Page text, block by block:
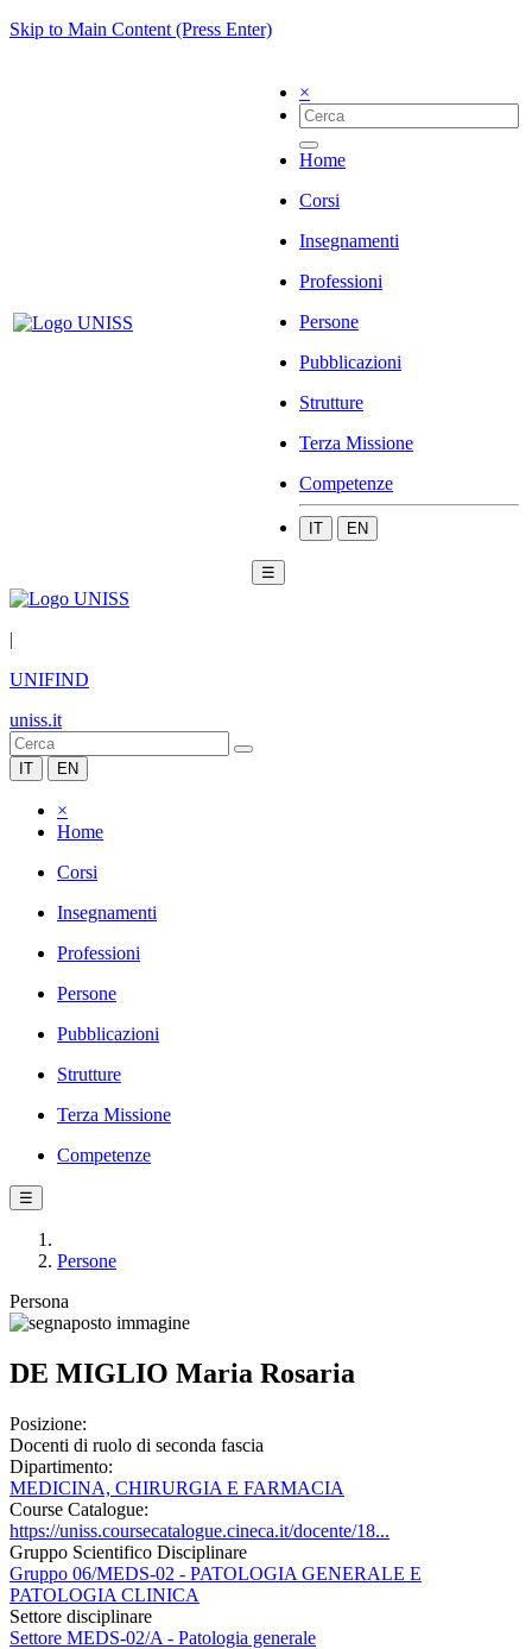
Skip to Main Content (Press Enter)
×
Home
Corsi
Insegnamenti
Professioni
Persone
Pubblicazioni
Strutture
Terza Missione
Competenze
IT EN
☰
|
UNIFIND
uniss.it
IT EN
×
Home
Corsi
Insegnamenti
Professioni
Persone
Pubblicazioni
Strutture
Terza Missione
Competenze
☰
Persone
Persona
DE MIGLIO Maria Rosaria
Posizione:
Docenti di ruolo di seconda fascia
Dipartimento:
MEDICINA, CHIRURGIA E FARMACIA
Course Catalogue:
https://uniss.coursecatalogue.cineca.it/docente/18...
Gruppo Scientifico Disciplinare
Gruppo 06/MEDS-02 - PATOLOGIA GENERALE E
PATOLOGIA CLINICA
Settore disciplinare
Settore MEDS-02/A - Patologia generale